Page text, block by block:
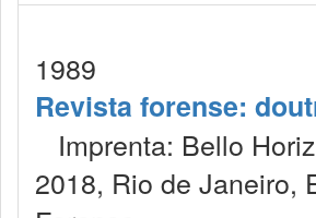
1989
Revista forense:
Imprenta: Bello
2018, Rio de Janeiro,